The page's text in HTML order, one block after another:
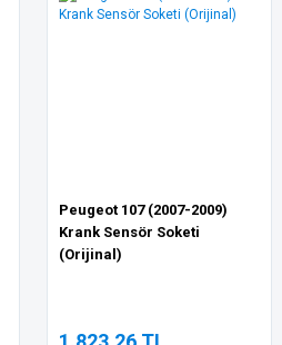
Peugeot 107 (2007-2009)
Krank Sensör Soketi
(Orijinal)